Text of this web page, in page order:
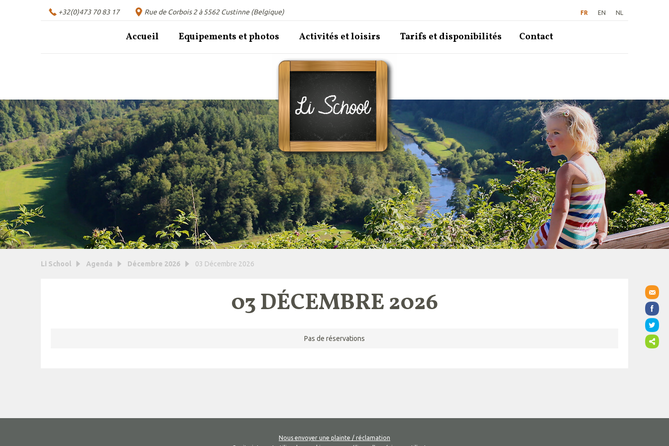
Rue de Corbois 2 à 5562 Custinne (Belgique)
+32(0)473 70 83 17 FR EN NL
Accueil Equipements et photos Activités et loisirs Tarifs et disponibilités Contact
Li School Agenda Décembre 2026 03 Décembre 2026
03 DÉCEMBRE 2026
Pas de réservations
Nous envoyer une plainte / réclamation